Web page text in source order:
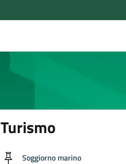
Turismo
Soggiorno marino